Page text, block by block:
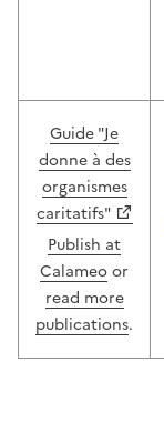
Guide "Je
donne à des
organismes
caritatifs"
Publish at
Calameoor
read more
publications.